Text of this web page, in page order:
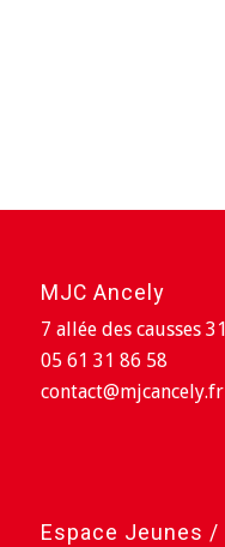
MJC Ancely
7 allée des causses
05 61 31 86 58
contact@mjcancely.fr
Espace Jeunes